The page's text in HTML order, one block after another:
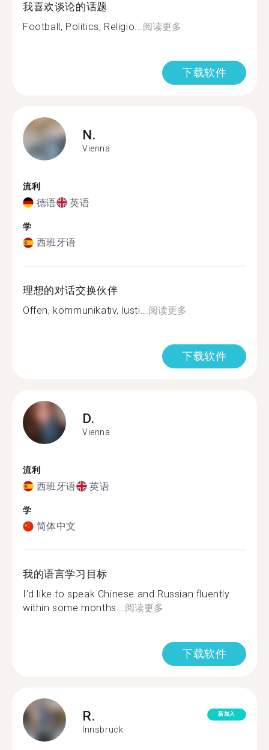
我喜欢谈论的话题
Football, Politics, Religio...阅读更多
下载软件
N.
Vienna
流利
德语 英语
学
西班牙语
理想的对话交换伙伴
Offen, kommunikativ, lusti...阅读更多
下载软件
D.
Vienna
流利
西班牙语 英语
学
简体中文
我的语言学习目标
I’d like to speak Chinese and Russian fluently
within some months...阅读更多
下载软件
R.
Innsbruck
新加入